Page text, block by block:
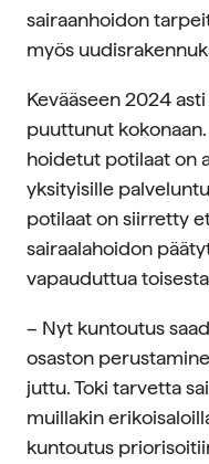
sairaanhoidon
myös
Kevääseen 2024
puuttunut
hoidetut potilaat on
yksityisille
potilaat on siirretty
sairaalahoidon
vapauduttua
– Nyt kuntoutus
osaston
juttu. Toki tarvetta
muillakin
kuntoutus